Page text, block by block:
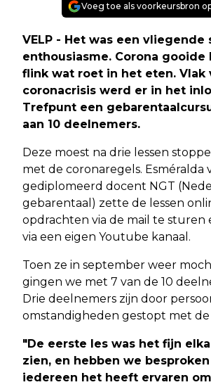
Voeg toe als voorkeursbron
VELP - Het was een vliegende
enthousiasme. Corona gooide
flink wat roet in het eten. Vlak
coronacrisis werd er in het
Trefpunt een
aan 10 deelnemers.
Deze moest na drie lessen
met de coronaregels. Esméralda
gediplomeerd docent NGT
gebarentaal) zette de lessen
opdrachten via de mail te sturen
via een eigen Youtube kanaal.
Toen ze in september weer
gingen we met 7 van de 10
Drie deelnemers zijn door
omstandigheden gestopt met de
"De eerste les was het fijn
zien, en hebben we
iedereen het heeft ervaren